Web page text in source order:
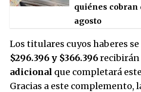
quiénes cobran
agosto
Los titulares cuyos haberes
$296.396 y $366.396
adicional que completará
Gracias a este complemento,